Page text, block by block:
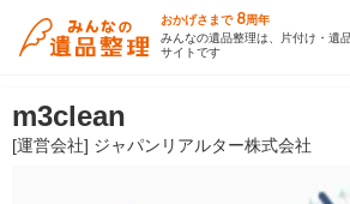
おかげさまで 8周年
みんなの遺品整理は、片付け・遺
サイトです
m3clean
[運営会社] ジャパンリアルター株式会社